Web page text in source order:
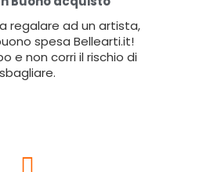
regalare ad un artista,
spesa Bellearti.it!
e non corri il rischio di
sbagliare.